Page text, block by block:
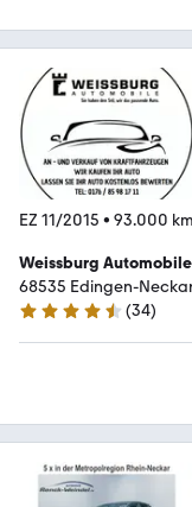
EZ 11/2015 • 93.000 km
Weissburg Automobile
68535 Edingen-
4.6 Sterne
(34)